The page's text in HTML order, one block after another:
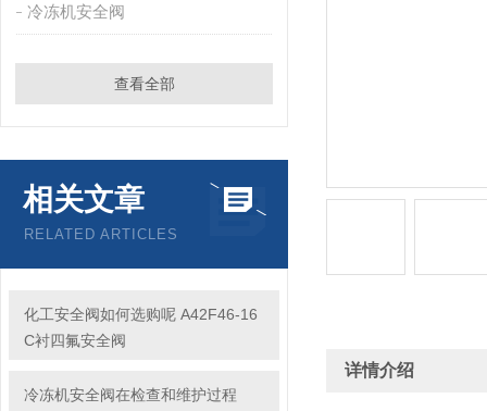
冷冻机安全阀
查看全部
相关文章
RELATED ARTICLES
化工安全阀如何选购呢 A42F46-16
C衬四氟安全阀
冷冻机安全阀在检查和维护过程
详情介绍